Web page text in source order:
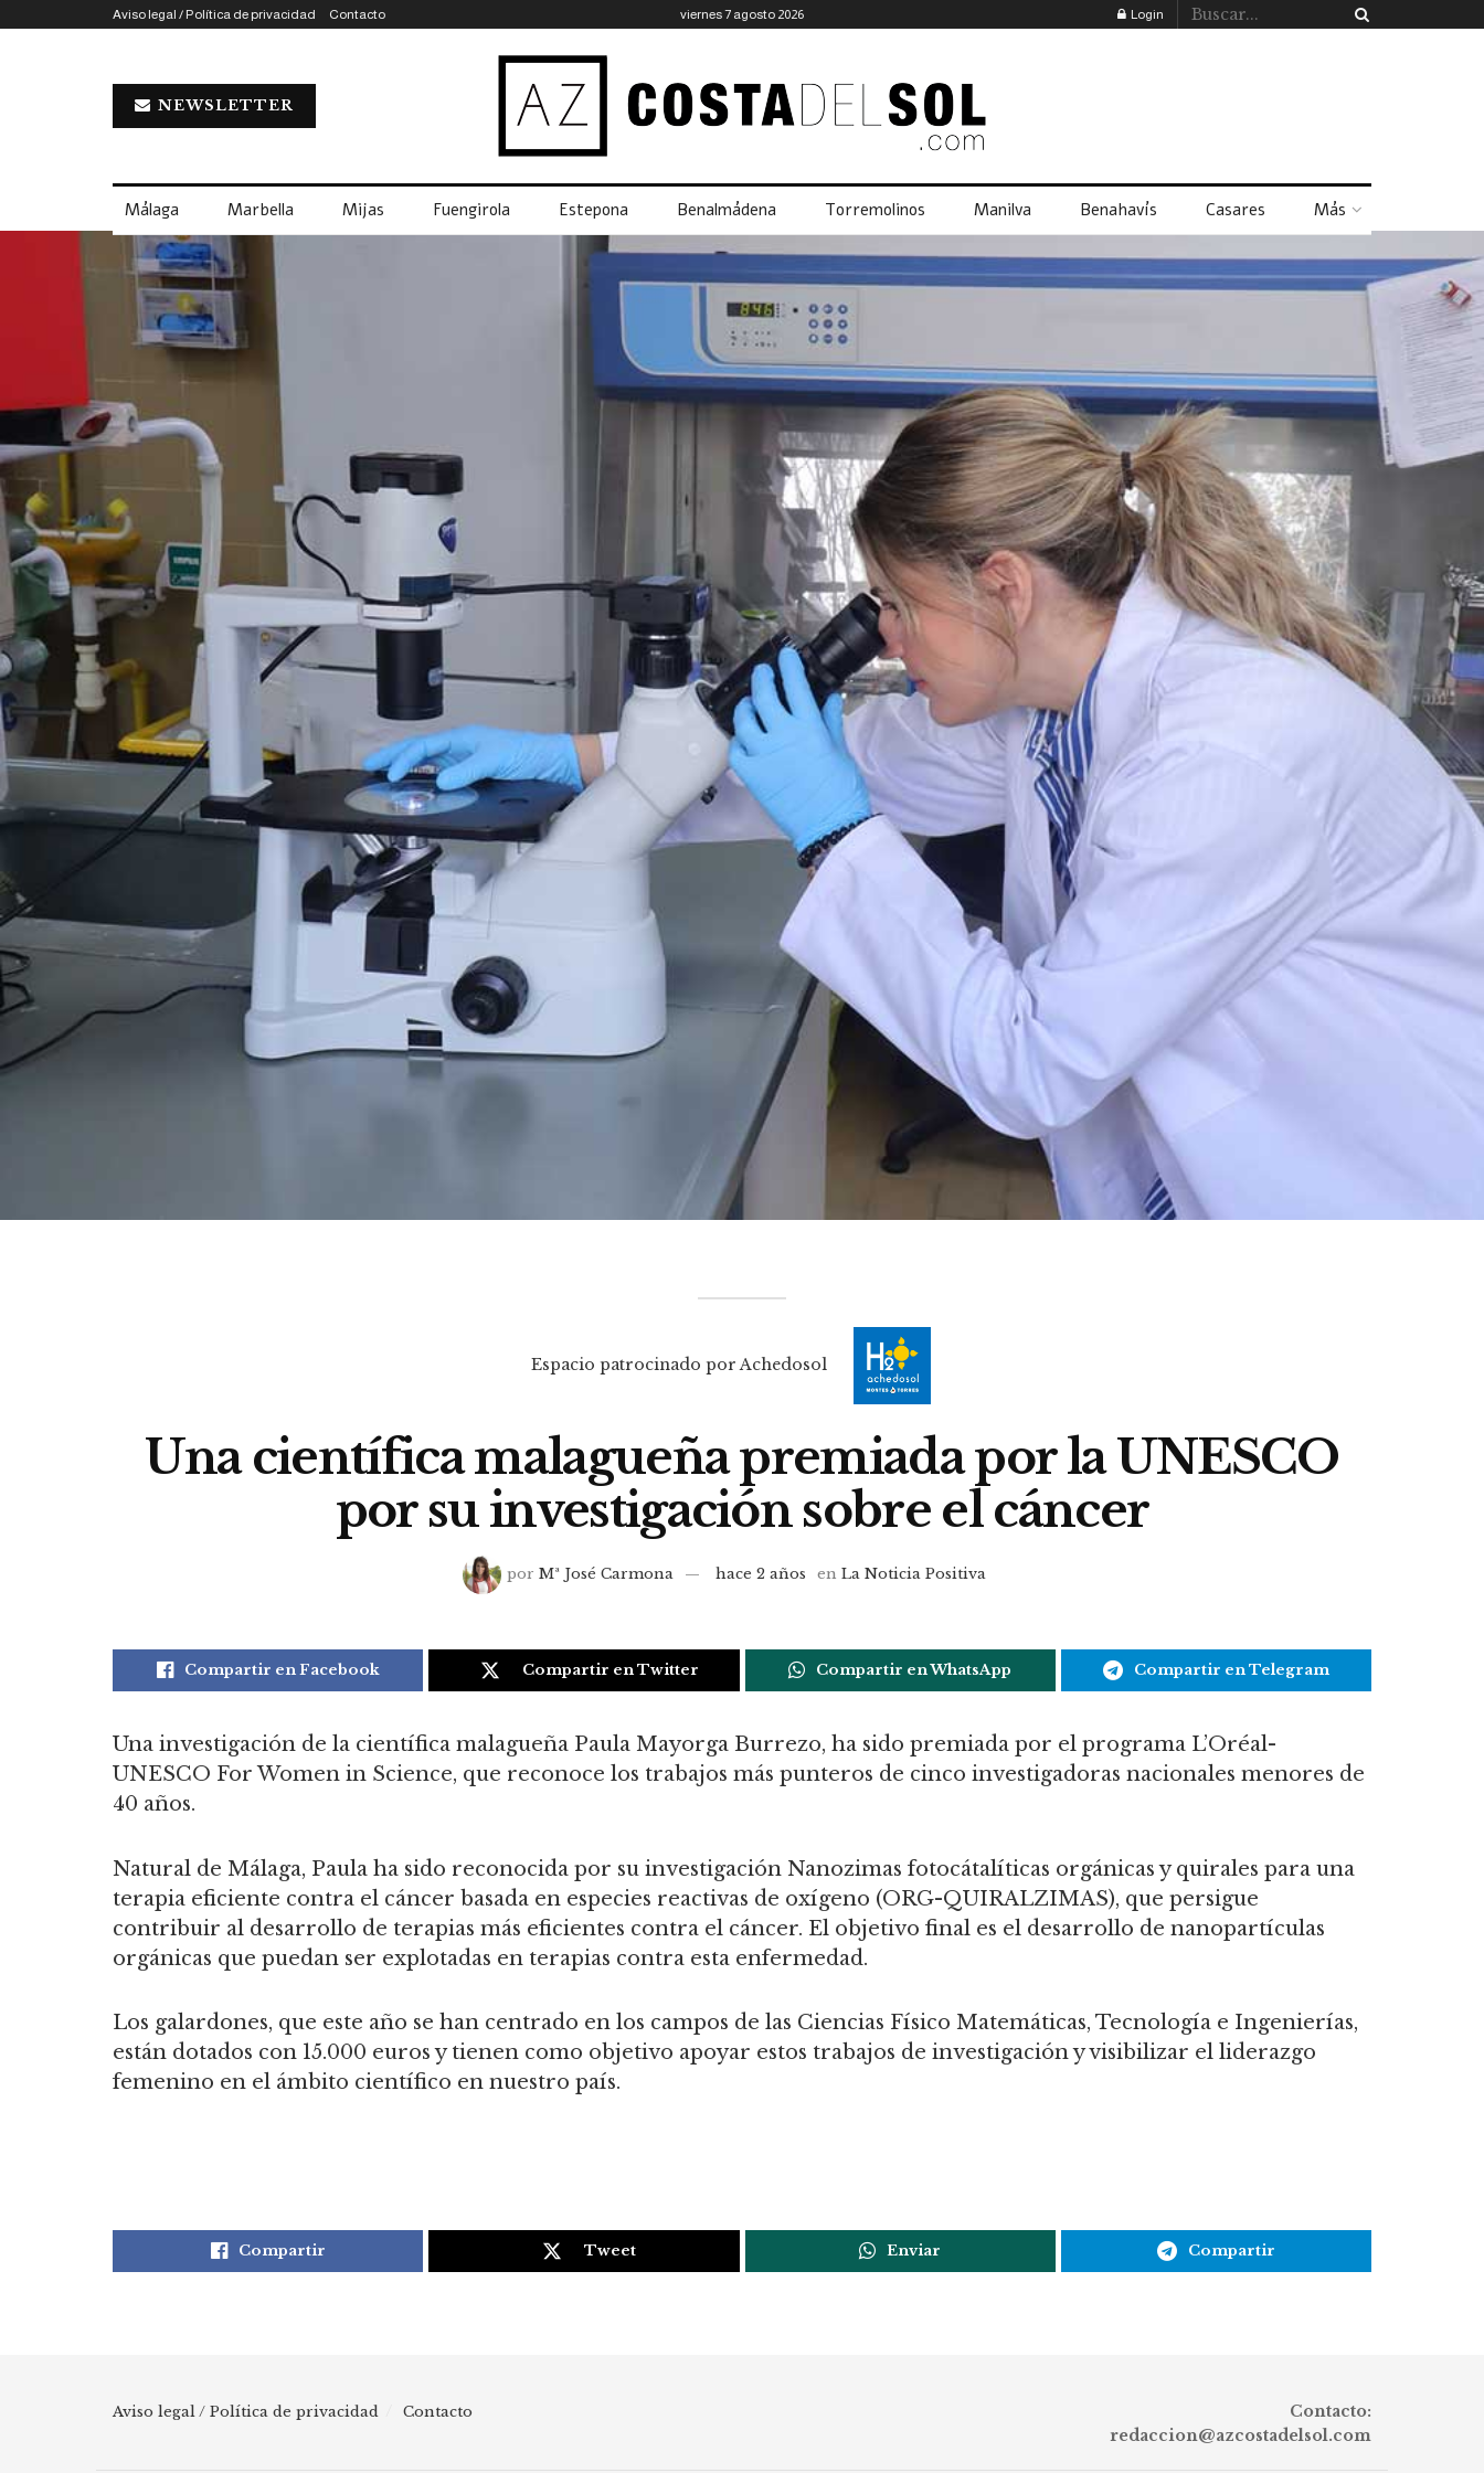
Aviso legal / Política de privacidad Contacto viernes 7 agosto 2026 Login
NEWSLETTER
Málaga Marbella Mijas Fuengirola Estepona Benalmádena Torremolinos Manilva Benahavís Casares Más
Espacio patrocinado por Achedosol
Una científica malagueña premiada por la UNESCO
por su investigación sobre el cáncer
por Mª José Carmona hace 2 años en La Noticia Positiva
Compartir en Facebook Compartir en Twitter Compartir en WhatsApp Compartir en Telegram
Una investigación de la científica malagueña Paula Mayorga Burrezo, ha sido premiada por el programa L’Oréal-
UNESCO For Women in Science, que reconoce los trabajos más punteros de cinco investigadoras nacionales menores de
40 años.
Natural de Málaga, Paula ha sido reconocida por su investigación Nanozimas fotocátalíticas orgánicas y quirales para una
terapia eficiente contra el cáncer basada en especies reactivas de oxígeno (ORG-QUIRALZIMAS), que persigue
contribuir al desarrollo de terapias más eficientes contra el cáncer. El objetivo final es el desarrollo de nanopartículas
orgánicas que puedan ser explotadas en terapias contra esta enfermedad.
Los galardones, que este año se han centrado en los campos de las Ciencias Físico Matemáticas, Tecnología e Ingenierías,
están dotados con 15.000 euros y tienen como objetivo apoyar estos trabajos de investigación y visibilizar el liderazgo
femenino en el ámbito científico en nuestro país.
Compartir Tweet Enviar Compartir
Aviso legal / Política de privacidad Contacto
Contacto:
redaccion@azcostadelsol.com